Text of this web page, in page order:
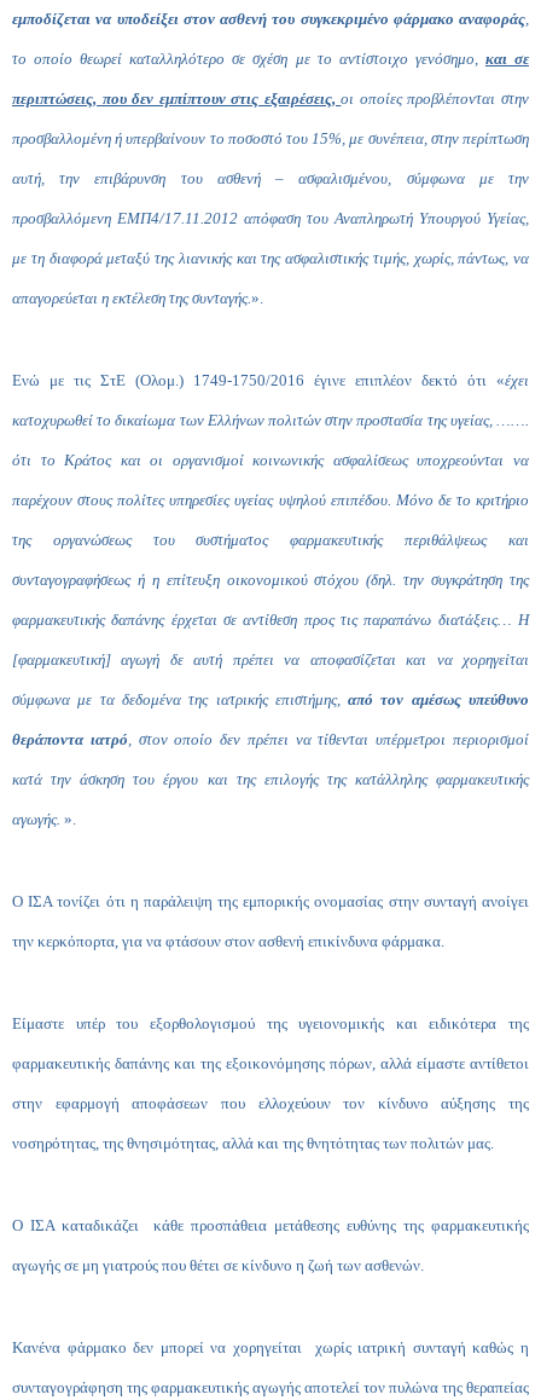
εμποδίζεται να υποδείξει στον ασθενή του συγκεκριμένο φάρμακο αναφοράς,
το οποίο θεωρεί καταλληλότερο σε σχέση με το αντίστοιχο γενόσημο, και σε
περιπτώσεις, που δεν εμπίπτουν στις εξαιρέσεις,οι οποίες προβλέπονται στην
προσβαλλομένη ή υπερβαίνουν το ποσοστό του 15%, με συνέπεια, στην περίπτωση
αυτή, την επιβάρυνση του ασθενή – ασφαλισμένου, σύμφωνα με την
προσβαλλόμενη ΕΜΠ4/17.11.2012 απόφαση του Αναπληρωτή Υπουργού Υγείας,
με τη διαφορά μεταξύ της λιανικής και της ασφαλιστικής τιμής, χωρίς, πάντως, να
απαγορεύεται η εκτέλεση της συνταγής.».
Ενώ με τις ΣτΕ (Ολομ.) 1749-1750/2016 έγινε επιπλέον δεκτό ότι «έχει
κατοχυρωθεί το δικαίωμα των Ελλήνων πολιτών στην προστασία της υγείας, …….
ότι το Κράτος και οι οργανισμοί κοινωνικής ασφαλίσεως υποχρεούνται να
παρέχουν στους πολίτες υπηρεσίες υγείας υψηλού επιπέδου. Μόνο δε το κριτήριο
της οργανώσεως του συστήματος φαρμακευτικής περιθάλψεως και
συνταγογραφήσεως ή η επίτευξη οικονομικού στόχου (δηλ. την συγκράτηση της
φαρμακευτικής δαπάνης έρχεται σε αντίθεση προς τις παραπάνω διατάξεις… Η
[φαρμακευτική] αγωγή δε αυτή πρέπει να αποφασίζεται και να χορηγείται
σύμφωνα με τα δεδομένα της ιατρικής επιστήμης,από τον αμέσως υπεύθυνο
θεράποντα ιατρό, στον οποίο δεν πρέπει να τίθενται υπέρμετροι περιορισμοί
κατά την άσκηση του έργου και της επιλογής της κατάλληλης φαρμακευτικής
αγωγής. ».
Ο ΙΣΑ τονίζει ότι η παράλειψη της εμπορικής ονομασίας στην συνταγή ανοίγει
την κερκόπορτα, για να φτάσουν στον ασθενή επικίνδυνα φάρμακα.
Είμαστε υπέρ του εξορθολογισμού της υγειονομικής και ειδικότερα της
φαρμακευτικής δαπάνης και της εξοικονόμησης πόρων, αλλά είμαστε αντίθετοι
στην εφαρμογή αποφάσεων που ελλοχεύουν τον κίνδυνο αύξησης της
νοσηρότητας, της θνησιμότητας, αλλά και της θνητότητας των πολιτών μας.
Ο ΙΣΑ καταδικάζει κάθε προσπάθεια μετάθεσης ευθύνης της φαρμακευτικής
αγωγής σε μη γιατρούς που θέτει σε κίνδυνο η ζωή των ασθενών.
Κανένα φάρμακο δεν μπορεί να χορηγείται χωρίς ιατρική συνταγή καθώς η
συνταγογράφηση της φαρμακευτικής αγωγής αποτελεί τον πυλώνα της θεραπείας